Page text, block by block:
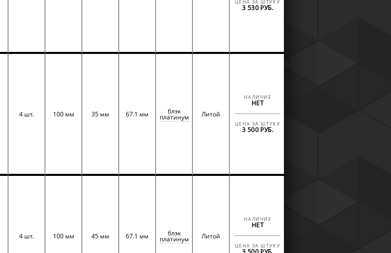
ЦЕНА ЗА ШТУКУ
3 530 РУБ.
4 шт. 100 мм 35 мм 67.1 мм блэк
платинум Литой
НАЛИЧИЕ
НЕТ
ЦЕНА ЗА ШТУКУ
3 500 РУБ.
4 шт. 100 мм 45 мм 67.1 мм блэк
платинум Литой
НАЛИЧИЕ
НЕТ
ЦЕНА ЗА ШТУКУ